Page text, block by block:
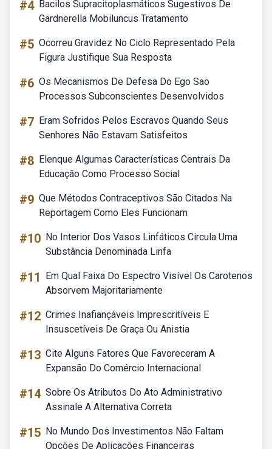
#4 Bacilos Supracitoplasmáticos Sugestivos De
Gardnerella Mobiluncus Tratamento
#5 Ocorreu Gravidez No Ciclo Representado Pela
Figura Justifique Sua Resposta
#6 Os Mecanismos De Defesa Do Ego Sao
Processos Subconscientes Desenvolvidos
#7 Eram Sofridos Pelos Escravos Quando Seus
Senhores Não Estavam Satisfeitos
#8 Elenque Algumas Características Centrais Da
Educação Como Processo Social
#9 Que Métodos Contraceptivos São Citados Na
Reportagem Como Eles Funcionam
#10 No Interior Dos Vasos Linfáticos Circula Uma
Substância Denominada Linfa
#11
Em Qual Faixa Do Espectro Visível Os Carotenos
Absorvem Majoritariamente
#12 Crimes Inafiançáveis Imprescritíveis E
Insuscetíveis De Graça Ou Anistia
#13 Cite Alguns Fatores Que Favoreceram A
Expansão Do Comércio Internacional
#14 Sobre Os Atributos Do Ato Administrativo
Assinale A Alternativa Correta
#15 No Mundo Dos Investimentos Não Faltam
Opções De Aplicações Financeiras